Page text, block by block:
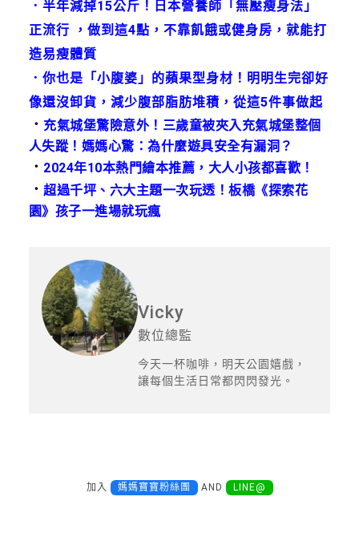
． 半年減掉15公斤！日本營養師「無壓瘦身法」
正流行 ，做到這4點，不靠飢餓或健身房，就能打
造易瘦體質
． 你也是「小腹婆」的蘋果型身材！明明生完卻好
像還沒卸貨，減少腹部脂肪堆積，從這5件事做起
． 充氣城堡驚險意外！三歲童被夾入充氣城堡整個
人失蹤！媽媽心驚：為什麼遊具安全有漏洞？
． 2024年10本熱門繪本推薦，大人小孩都喜歡！
．超過千坪、六大主題一次玩透！板橋《探索花
園》孩子一進場就玩瘋
Vicky
數位總監
今天一杯咖啡，明天公園嬉戲，
讓每個生活日常都閃閃發光。
加入 媽媽寶寶粉絲團 AND LINE@